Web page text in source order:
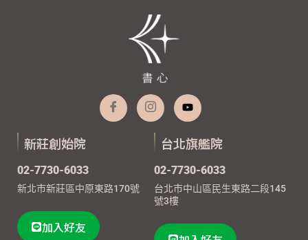
新莊創始院
02-7730-6033
新北市新莊區中原東路170號
加入好友
台北旗艦院
02-7730-6033
台北市中山區民生東路二段145
號3樓